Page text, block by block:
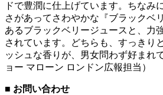
ドで豊潤に仕上げています。ちなみ
さがあってさわやかな『ブラックベ
あるブラックベリージュースと、力
されています。どちらも、すっきり
ッシュな香りが、男女問わず好まれ
ョー マローン ロンドン広報担当）
■ お問い合わせ